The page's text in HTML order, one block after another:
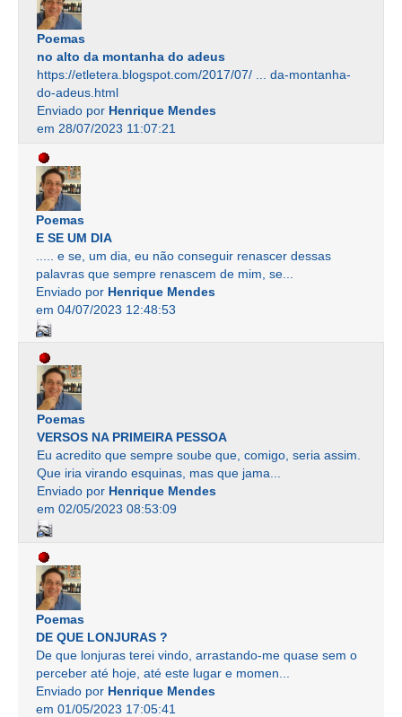
Poemas
no alto da montanha do adeus
https://etletera.blogspot.com/2017/07/ ... da-montanha-
do-adeus.html
Enviado por Henrique Mendes
em 28/07/2023 11:07:21
Poemas
E SE UM DIA
..... e se, um dia, eu não conseguir renascer dessas
palavras que sempre renascem de mim, se...
Enviado por Henrique Mendes
em 04/07/2023 12:48:53
Poemas
VERSOS NA PRIMEIRA PESSOA
Eu acredito que sempre soube que, comigo, seria assim.
Que iria virando esquinas, mas que jama...
Enviado por Henrique Mendes
em 02/05/2023 08:53:09
Poemas
DE QUE LONJURAS ?
De que lonjuras terei vindo, arrastando-me quase sem o
perceber até hoje, até este lugar e momen...
Enviado por Henrique Mendes
em 01/05/2023 17:05:41